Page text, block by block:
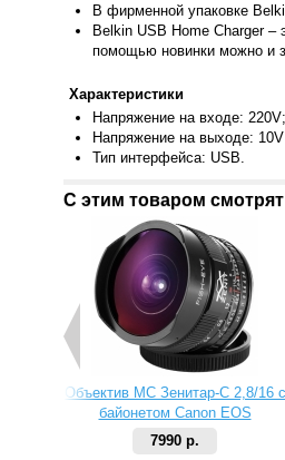
В фирменной упаковке
Belkin US B Home Charger –
помощью новинки можно и
Характеристики
Напряжение на входе: 220V;
Напряжение на выходе:
Тип интерфейса: USB.
С этим товаром смотрят
Объектив МС Зенитар-C 2,8/16 с
байонетом Canon EOS
7990 р.